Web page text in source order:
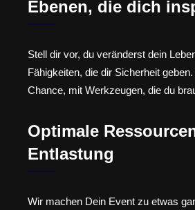
Ebenen, die dich
Stell dir vor, du veränderst dein
Fähigkeiten, die dir Sicherheit
Chance, mit Werkzeugen, die du
Optimale
Entlastung
Wir machen Dein Event zu etwas